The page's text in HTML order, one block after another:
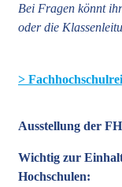
Bei Fragen könnt
oder die
>
Ausstellung der
Wichtig zur
Hochschulen: